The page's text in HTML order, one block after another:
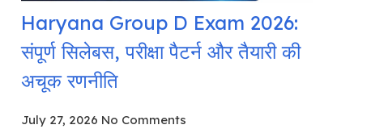
Haryana Group D Exam 2026:
संपूर्ण सिलेबस, परीक्षा पैटर्न और तैयारी की
अचूक रणनीति
July 27, 2026 No Comments